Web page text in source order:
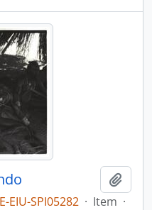
EIU-SPI05282 · Item ·